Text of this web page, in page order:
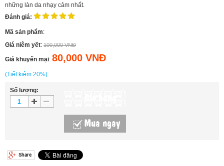
những làn da nhạy cảm nhất.
Đánh giá:
Mã sản phẩm:
Giá niêm yết: 100,000 VNĐ
Giá khuyến mại: 80,000 VNĐ
(Tiết kiệm 20%)
Số lượng:
Mua ngay